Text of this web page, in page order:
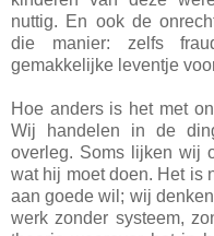
nuttig. En ook de
die manier: zelfs
gemakkelijke leventje
Hoe anders is het met
Wij handelen in de
overleg. Soms lijken wij
wat hij moet doen. Het is
aan goede wil; wij
werk zonder systeem,